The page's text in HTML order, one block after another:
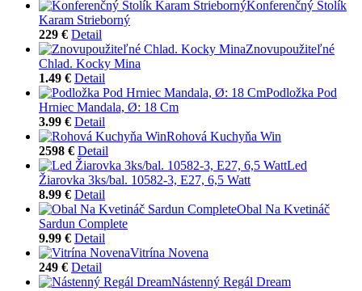
Konferenčný Stolík
Karam Strieborný
229 € Detail
Znovupoužiteľné
Chlad. Kocky Mina
1.49 € Detail
Podložka Pod
Hrniec Mandala, Ø: 18 Cm
3.99 € Detail
Rohová Kuchyňa Win
2598 € Detail
Led
Žiarovka 3ks/bal. 10582-3, E27, 6,5 Watt
8.99 € Detail
Obal Na Kvetináč
Sardun Complete
9.99 € Detail
Vitrína Novena
249 € Detail
Nástenný Regál Dream